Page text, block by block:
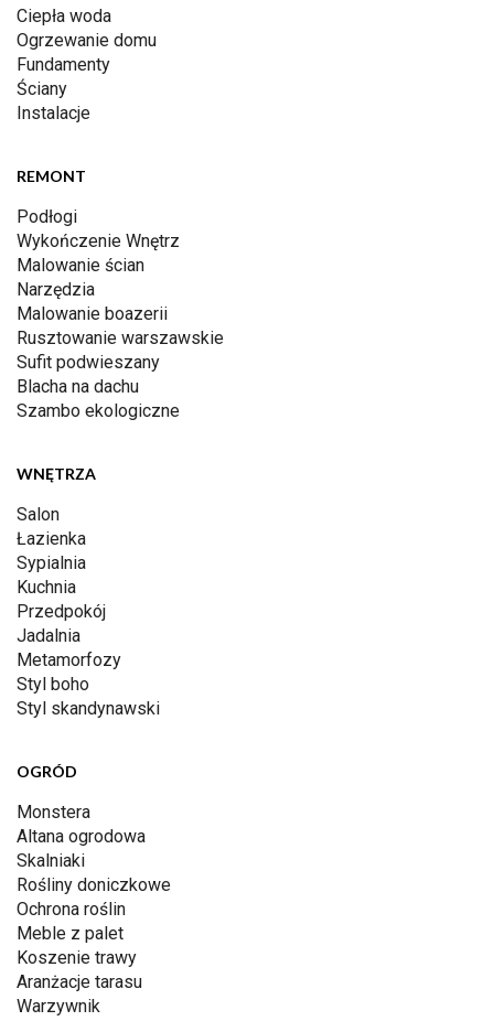
Ciepła woda
Ogrzewanie domu
Fundamenty
Ściany
Instalacje
REMONT
Podłogi
Wykończenie Wnętrz
Malowanie ścian
Narzędzia
Malowanie boazerii
Rusztowanie warszawskie
Sufit podwieszany
Blacha na dachu
Szambo ekologiczne
WNĘTRZA
Salon
Łazienka
Sypialnia
Kuchnia
Przedpokój
Jadalnia
Metamorfozy
Styl boho
Styl skandynawski
OGRÓD
Monstera
Altana ogrodowa
Skalniaki
Rośliny doniczkowe
Ochrona roślin
Meble z palet
Koszenie trawy
Aranżacje tarasu
Warzywnik